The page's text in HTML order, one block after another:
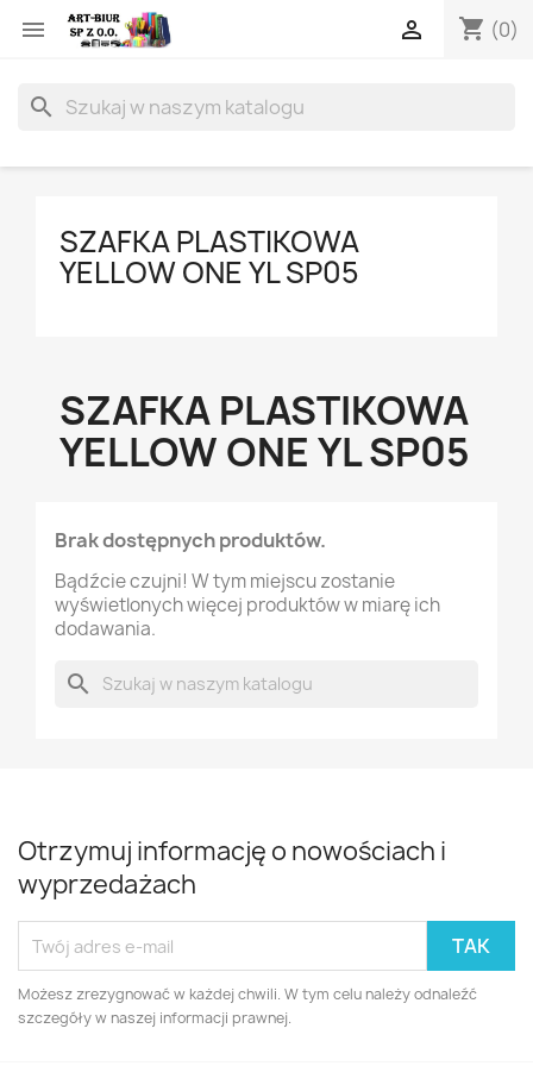
 shopping_cart (0)

search
SZAFKA PLASTIKOWA
YELLOW ONE YL SP05
SZAFKA PLASTIKOWA
YELLOW ONE YL SP05
Brak dostępnych produktów.
Bądźcie czujni! W tym miejscu zostanie
wyświetlonych więcej produktów w miarę ich
dodawania.
search
Otrzymuj informację o nowościach i
wyprzedażach
Możesz zrezygnować w każdej chwili. W tym celu należy odnaleźć
szczegóły w naszej informacji prawnej.